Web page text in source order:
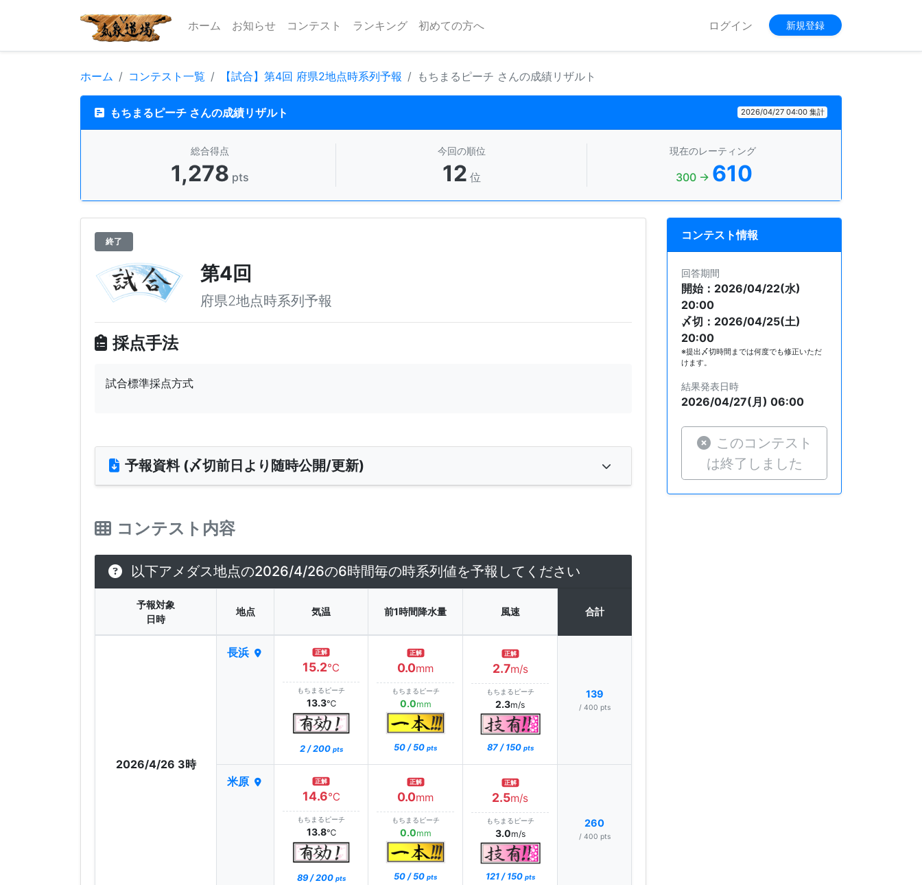
ホーム お知らせ コンテスト ランキング 初めての方へ ログイン 新規登録
ホーム コンテスト一覧 【試合】第4回 府県2地点時系列予報 もちまるピーチ さんの成績リザルト
もちまるピーチ さんの成績リザルト 2026/04/27 04:00 集計
総合得点
1,278 pts
今回の順位
12 位
現在のレーティング
300 → 610
終了
第4回
府県2地点時系列予報
採点手法
試合標準採点方式
予報資料 (〆切前日より随時公開/更新)
コンテスト内容
以下アメダス地点の2026/4/26の6時間毎の時系列値を予報してください
予報対象
日時
地点 気温 前1時間降水量 風速 合計
2026/4/26 3時
長浜 正解
15.2℃
もちまるピーチ
13.3℃
2 / 200 pts
正解
0.0mm
もちまるピーチ
0.0mm
50 / 50 pts
正解
2.7m/s
もちまるピーチ
2.3m/s
87 / 150 pts
139
/ 400 pts
米原 正解
14.6℃
もちまるピーチ
13.8℃
89 / 200 pts
正解
0.0mm
もちまるピーチ
0.0mm
50 / 50 pts
正解
2.5m/s
もちまるピーチ
3.0m/s
121 / 150 pts
260
/ 400 pts
コンテスト情報
回答期間
開始：2026/04/22(水)
20:00
〆切：2026/04/25(土)
20:00
※提出〆切時間までは何度でも修正いただ
けます。
結果発表日時
2026/04/27(月) 06:00
このコンテスト
は終了しました